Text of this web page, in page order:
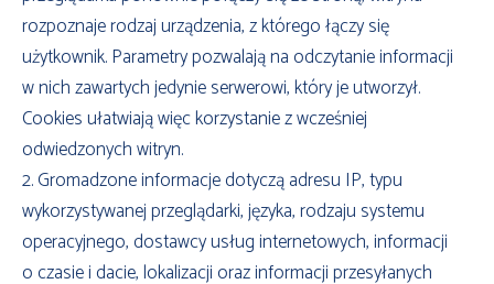
rozpoznaje rodzaj urządzenia, z którego łączy się
użytkownik. Parametry pozwalają na odczytanie informacji
w nich zawartych jedynie serwerowi, który je utworzył.
Cookies ułatwiają więc korzystanie z wcześniej
odwiedzonych witryn.
2. Gromadzone informacje dotyczą adresu IP, typu
wykorzystywanej przeglądarki, języka, rodzaju systemu
operacyjnego, dostawcy usług internetowych, informacji
o czasie i dacie, lokalizacji oraz informacji przesyłanych